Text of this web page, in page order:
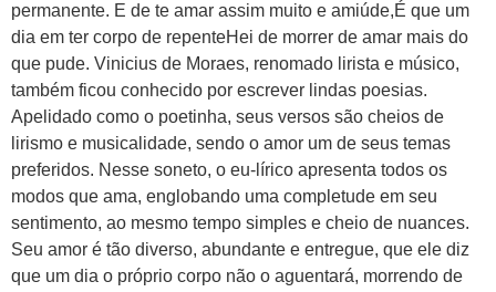
permanente. E de te amar assim muito e amiúde,É que um
dia em ter corpo de repenteHei de morrer de amar mais do
que pude. Vinicius de Moraes, renomado lirista e músico,
também ficou conhecido por escrever lindas poesias.
Apelidado como o poetinha, seus versos são cheios de
lirismo e musicalidade, sendo o amor um de seus temas
preferidos. Nesse soneto, o eu-lírico apresenta todos os
modos que ama, englobando uma completude em seu
sentimento, ao mesmo tempo simples e cheio de nuances.
Seu amor é tão diverso, abundante e entregue, que ele diz
que um dia o próprio corpo não o aguentará, morrendo de